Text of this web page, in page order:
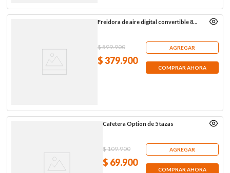
Freidora de aire digital convertible 8
$599.900
$379.900
AGREGAR
COMPRAR AHORA
Cafetera Option de 5 tazas
$109.900
$ 69.900
AGREGAR
COMPRAR AHORA